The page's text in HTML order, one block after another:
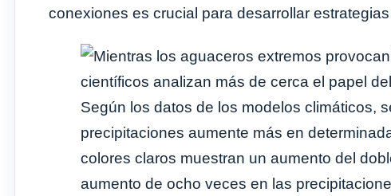
conexiones es crucial para desarrollar
Según los datos de los modelos climáticos,
precipitaciones aumente más en
colores claros muestran un aumento del
aumento de ocho veces en las